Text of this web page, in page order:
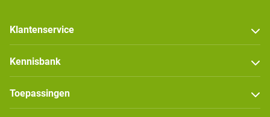
Klantenservice
Kennisbank
Toepassingen